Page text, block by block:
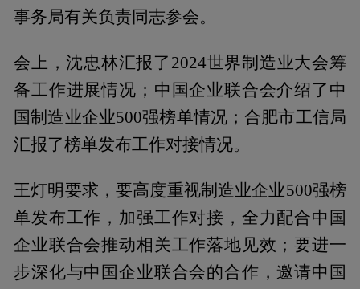
事务局有关负责同志参会。
会上，沈忠林汇报了2024世界制造业大会筹
备工作进展情况；中国企业联合会介绍了中
国制造业企业500强榜单情况；合肥市工信局
汇报了榜单发布工作对接情况。
王灯明要求，要高度重视制造业企业500强榜
单发布工作，加强工作对接，全力配合中国
企业联合会推动相关工作落地见效；要进一
步深化与中国企业联合会的合作，邀请中国